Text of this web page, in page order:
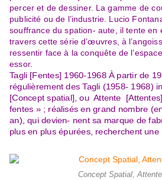
percer et de dessiner. La gamme de
publicité ou de l’industrie. Lucio
souffrance du spation- aute, il tente en
travers cette série d’œuvres, à
ressentir face à la conquêtede
essor.
Tagli [Fentes] 1960-1968À partir de
régulièrement des Tagli (1958- 1968)
[Concept spatial], ouAttente [Attentes]
fentes » ; réalisés en grand nombre
an), qui devien- nent sa marque de
plus en plus épurées, recherchent une
Concept Spatial,